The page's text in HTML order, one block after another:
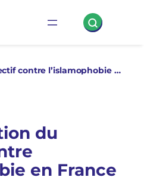
110. Dissolution du Collectif contre l’islamophobie en France (CCIF)
du
en France